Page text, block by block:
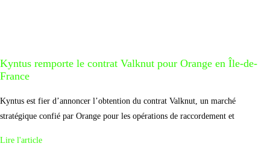
Kyntus remporte le contrat Valknut pour Orange en Île-de-
France
Kyntus est fier d’annoncer l’obtention du contrat Valknut, un marché
stratégique confié par Orange pour les opérations de raccordement et
Lire l'article